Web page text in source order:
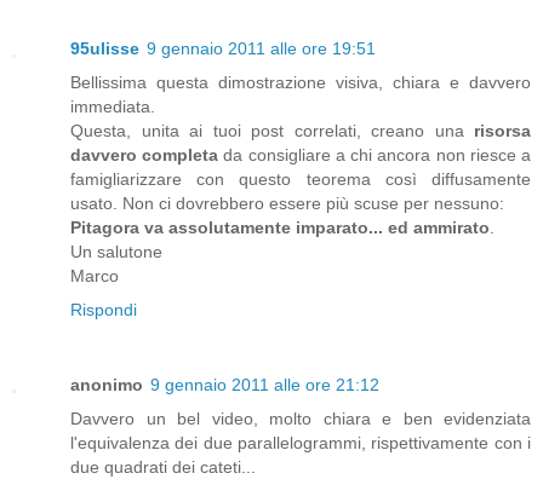
95ulisse 9 gennaio 2011 alle ore 19:51
Bellissima questa dimostrazione visiva, chiara e davvero
immediata.
Questa, unita ai tuoi post correlati, creano una risorsa
davvero completa da consigliare a chi ancora non riesce a
famigliarizzare con questo teorema così diffusamente
usato. Non ci dovrebbero essere più scuse per nessuno:
Pitagora va assolutamente imparato... ed ammirato
Un salutone
Marco
Rispondi
anonimo 9 gennaio 2011 alle ore 21:12
Davvero un bel video, molto chiara e ben evidenziata
l'equivalenza dei due parallelogrammi, rispettivamente con i
due quadrati dei cateti...